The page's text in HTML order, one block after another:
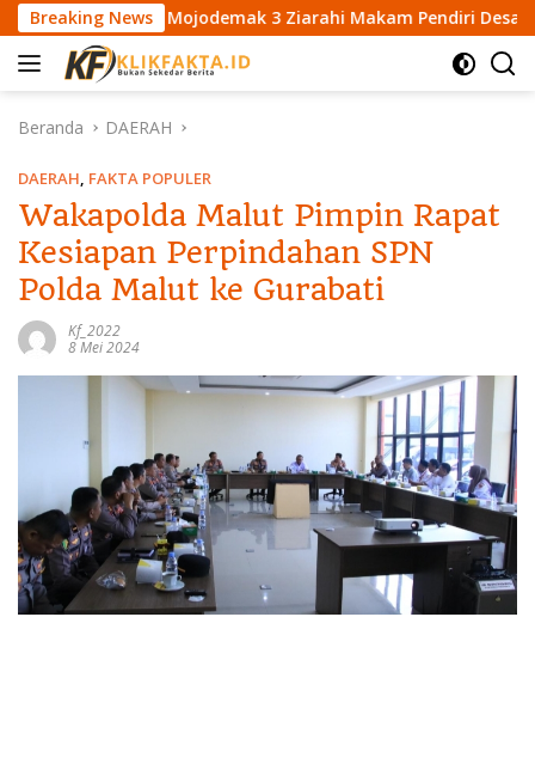
a
Breaking News
SDN Mojodemak 3 Ziarahi Makam Pendiri Desa
Beranda DAERAH
DAERAH, FAKTA POPULER
Wakapolda Malut Pimpin Rapat
Kesiapan Perpindahan SPN
Polda Malut ke Gurabati
Kf_2022
8 Mei 2024